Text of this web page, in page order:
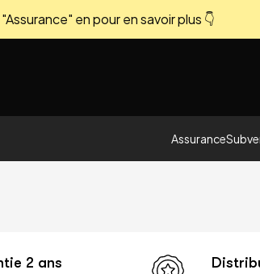
en pour en savoir plus 👇
Assurance
2 ans